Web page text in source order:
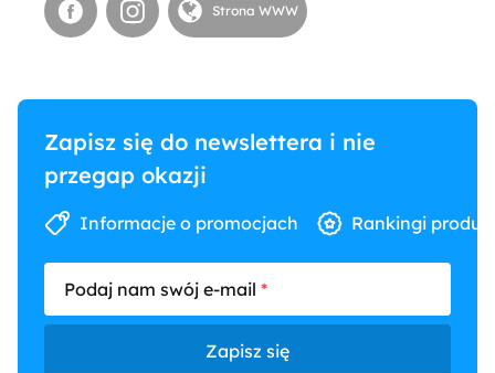
Strona WWW
Zapisz się do newslettera i nie
przegap okazji
Informacje o promocjach Rankingi
Podaj nam swój e-mail
Zapisz się